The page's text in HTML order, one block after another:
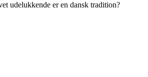
udelukkende er en dansk tradition?